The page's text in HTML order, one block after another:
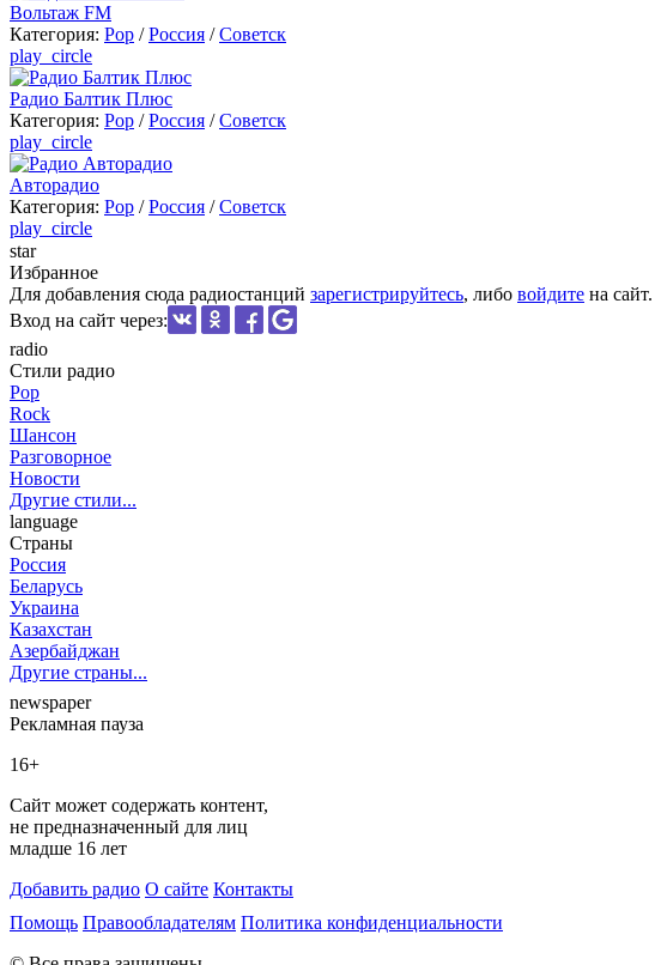
Вольтаж FM
Категория: Pop /Россия /Советск
play_circle
Радио Балтик Плюс
Категория: Pop /Россия /Советск
play_circle
Авторадио
Категория: Pop /Россия /Советск
play_circle
star
Избранное
Для добавления сюда радиостанций зарегистрируйтесь, либо войдите на сайт.
Вход на сайт через:
radio
Стили радио
Pop
Rock
Шансон
Разговорное
Новости
Другие стили...
language
Страны
Россия
Беларусь
Украина
Казахстан
Азербайджан
Другие страны...
newspaper
Рекламная пауза
16+
Сайт может содержать контент,
не предназначенный для лиц
младше 16 лет
Добавить радио О сайте Контакты
Помощь Правообладателям Политика конфиденциальности